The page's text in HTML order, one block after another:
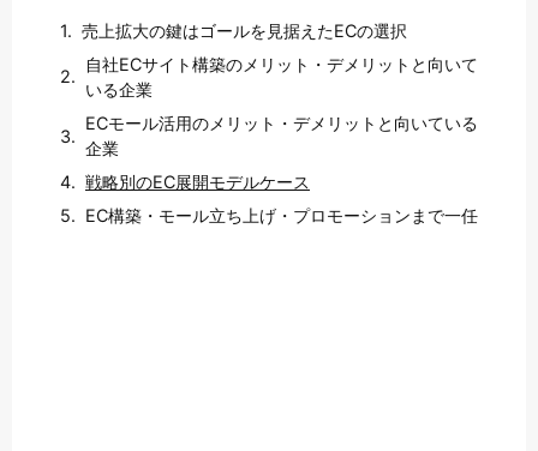
売上拡大の鍵はゴールを見据えたECの選択
自社ECサイト構築のメリット・デメリットと向いて
いる企業
ECモール活用のメリット・デメリットと向いている
企業
戦略別のEC展開モデルケース
EC構築・モール立ち上げ・プロモーションまで一任